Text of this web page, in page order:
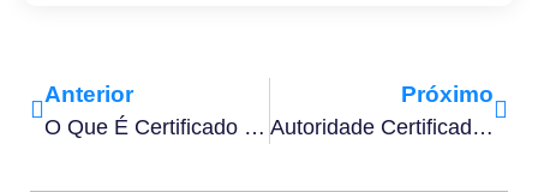
Anterior
O Que É Certificado Digital Em Nuvem E Como Funciona?
Próximo
Autoridade Certificadora Credenciada: Como Verificar Se Uma AC É Válida Na ICP-Brasil